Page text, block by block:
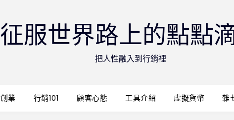
征服世界路上的點點
把人性融入到行銷裡
創業 行銷101 顧客心態 工具介紹 虛擬貨幣 雜